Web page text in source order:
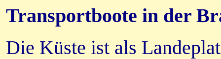
Transportboote in der
Die Küste ist als